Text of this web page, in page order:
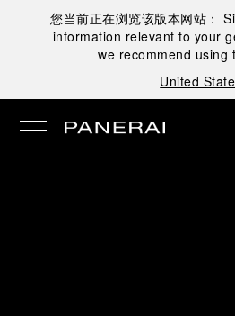
您当前正在浏览该版本网站：
information relevant to your
we recommend using
United